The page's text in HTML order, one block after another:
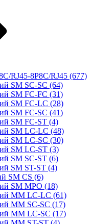
RJ45-8P8C/RJ45 (677)
SM SC-SC (64)
SM FC-FC (31)
SM FC-LC (28)
SM FC-SC (41)
SM FC-ST (4)
SM LC-LC (48)
SM LC-SC (30)
SM LC-ST (3)
SM SC-ST (6)
SM ST-ST (4)
SM CS (6)
SM MPO (18)
MM LC-LC (61)
MM SC-SC (17)
MM LC-SC (17)